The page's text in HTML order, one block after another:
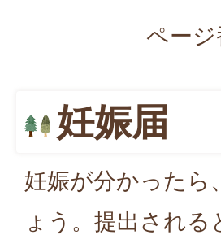
ページ
妊娠届
妊娠が分かったら
ょう。提出される